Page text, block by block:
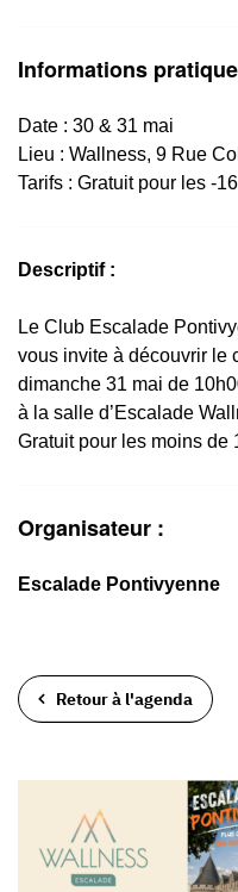
Informations
Date : 30 & 31 mai
Lieu : Wallness, 9 Rue
Tarifs : Gratuit pour les -
Descriptif :
Le Club Escalade
vous invite à découvrir le
dimanche 31 mai de
à la salle d’Escalade
Gratuit pour les moins de
Organisateur :
Escalade Pontivyenne
Retour à l'agenda